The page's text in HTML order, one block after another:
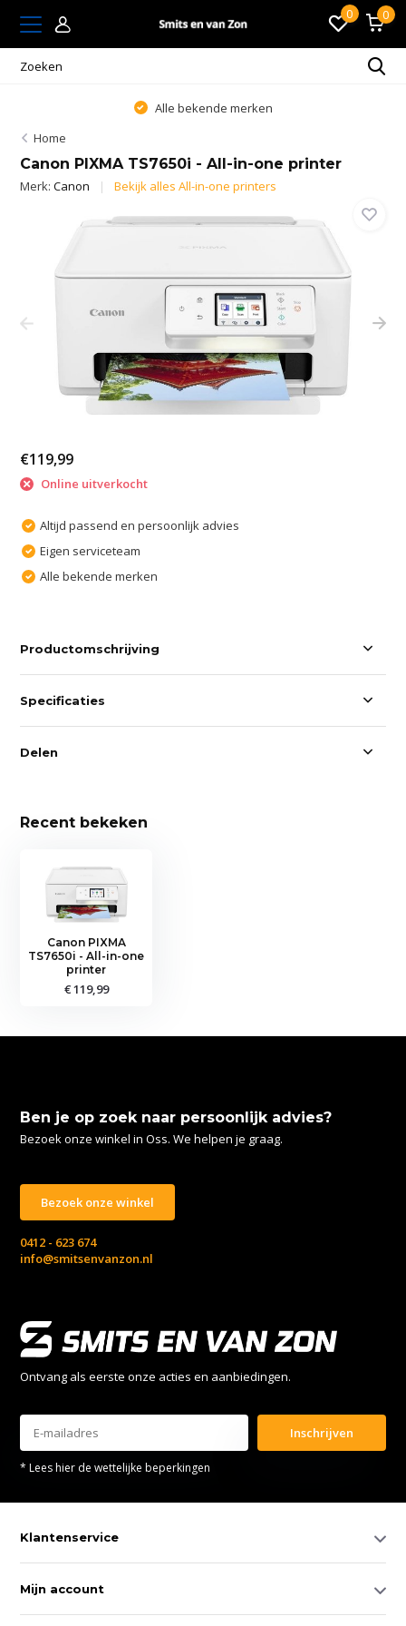
0 0
Alle bekende merken
Home
Canon PIXMA TS7650i - All-in-one printer
Merk:Canon Bekijk alles All-in-one printers
€119,99
Online uitverkocht
Altijd passend en persoonlijk advies
Eigen serviceteam
Alle bekende merken
Productomschrijving
Specificaties
Delen
Recent bekeken
Canon PIXMA
TS7650i - All-in-one
printer
€ 119,99
Ben je op zoek naar persoonlijk advies?
Bezoek onze winkel in Oss. We helpen je graag.
Bezoek onze winkel
0412 - 623 674
info@smitsenvanzon.nl
Ontvang als eerste onze acties en aanbiedingen.
Inschrijven
* Lees hier de wettelijke beperkingen
Klantenservice
Mijn account